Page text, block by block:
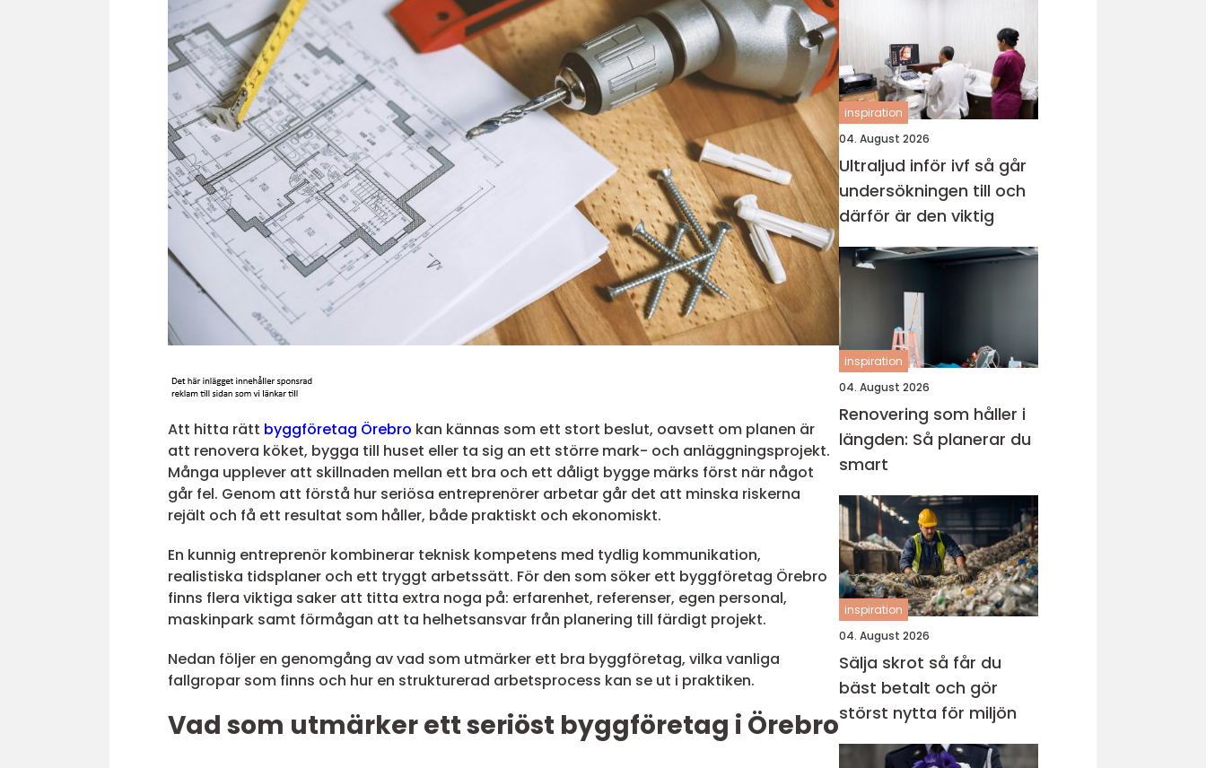
Att hitta rätt byggföretag Örebro kan kännas som ett stort beslut, oavsett om planen är
att renovera köket, bygga till huset eller ta sig an ett större mark- och anläggningsprojekt.
Många upplever att skillnaden mellan ett bra och ett dåligt bygge märks först när något
går fel. Genom att förstå hur seriösa entreprenörer arbetar går det att minska riskerna
rejält och få ett resultat som håller, både praktiskt och ekonomiskt.
En kunnig entreprenör kombinerar teknisk kompetens med tydlig kommunikation,
realistiska tidsplaner och ett tryggt arbetssätt. För den som söker ett byggföretag Örebro
finns flera viktiga saker att titta extra noga på: erfarenhet, referenser, egen personal,
maskinpark samt förmågan att ta helhetsansvar från planering till färdigt projekt.
Nedan följer en genomgång av vad som utmärker ett bra byggföretag, vilka vanliga
fallgropar som finns och hur en strukturerad arbetsprocess kan se ut i praktiken.
Vad som utmärker ett seriöst byggföretag i Örebro
inspiration
04. August 2026
Ultraljud inför ivf så går
undersökningen till och
därför är den viktig
inspiration
04. August 2026
Renovering som håller i
längden: Så planerar du
smart
inspiration
04. August 2026
Sälja skrot så får du
bäst betalt och gör
störst nytta för miljön